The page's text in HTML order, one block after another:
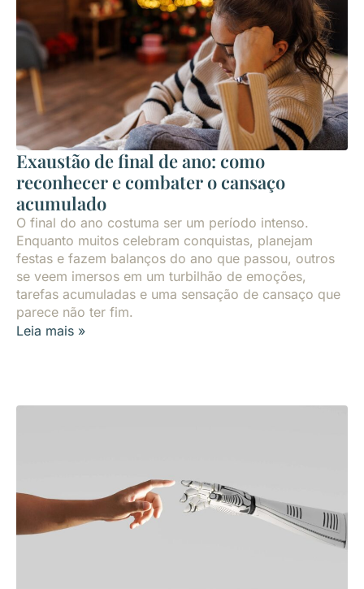
Exaustão de final de ano: como
reconhecer e combater o cansaço
acumulado
O final do ano costuma ser um período intenso.
Enquanto muitos celebram conquistas, planejam
festas e fazem balanços do ano que passou, outros
se veem imersos em um turbilhão de emoções,
tarefas acumuladas e uma sensação de cansaço que
parece não ter fim.
Leia mais »